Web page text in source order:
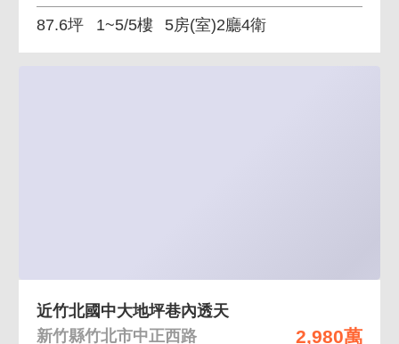
87.6坪 1~5/5樓 5房(室)2廳4衛
2,980萬
近竹北國中大地坪巷內透天
新竹縣竹北市中正西路